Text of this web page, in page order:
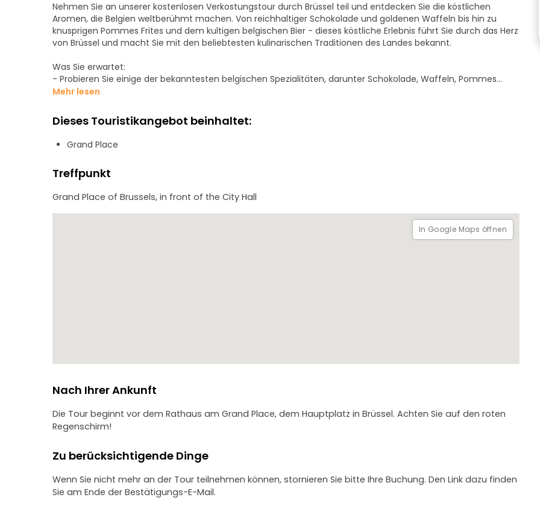
Nehmen Sie an unserer kostenlosen Verkostungstour durch Brüssel teil und entdecken Sie die köstlichen
Aromen, die Belgien weltberühmt machen. Von reichhaltiger Schokolade und goldenen Waffeln bis hin zu
knusprigen Pommes Frites und dem kultigen belgischen Bier - dieses köstliche Erlebnis führt Sie durch das Herz
von Brüssel und macht Sie mit den beliebtesten kulinarischen Traditionen des Landes bekannt.
Was Sie erwartet:
- Probieren Sie einige der bekanntesten belgischen Spezialitäten, darunter Schokolade, Waffeln, Pommes
Frites und Bier
- Alle Kostproben sind in der Tour enthalten
Sie wollen noch mehr von Brüssel sehen?
- Nehmen Sie an unserer kostenlosen Tour Legenden von Brüssel teil, um die Geschichte und die Highlights
- Oder nehmen Sie an unserer Tour "Brüssel bei Nacht" teil, um die versteckten Seiten der Stadt zu entdecken.
Warum ist die Tour kostenlos?
Wir sind der Meinung, dass jeder in den Genuss einer hochwertigen Führung kommen sollte, unabhängig von
seinem Budget. Deshalb arbeiten wir mit einem Trinkgeldsystem, bei dem Sie entscheiden können, was Ihnen
Mehr lesen
Dieses Touristikangebot beinhaltet:
Grand Place
Treffpunkt
Grand Place of Brussels, in front of the City Hall
In Google Maps öffnen
Nach Ihrer Ankunft
Die Tour beginnt vor dem Rathaus am Grand Place, dem Hauptplatz in Brüssel. Achten Sie auf den roten
Regenschirm!
Zu berücksichtigende Dinge
Wenn Sie nicht mehr an der Tour teilnehmen können, stornieren Sie bitte Ihre Buchung. Den Link dazu finden
Sie am Ende der Bestätigungs-E-Mail.